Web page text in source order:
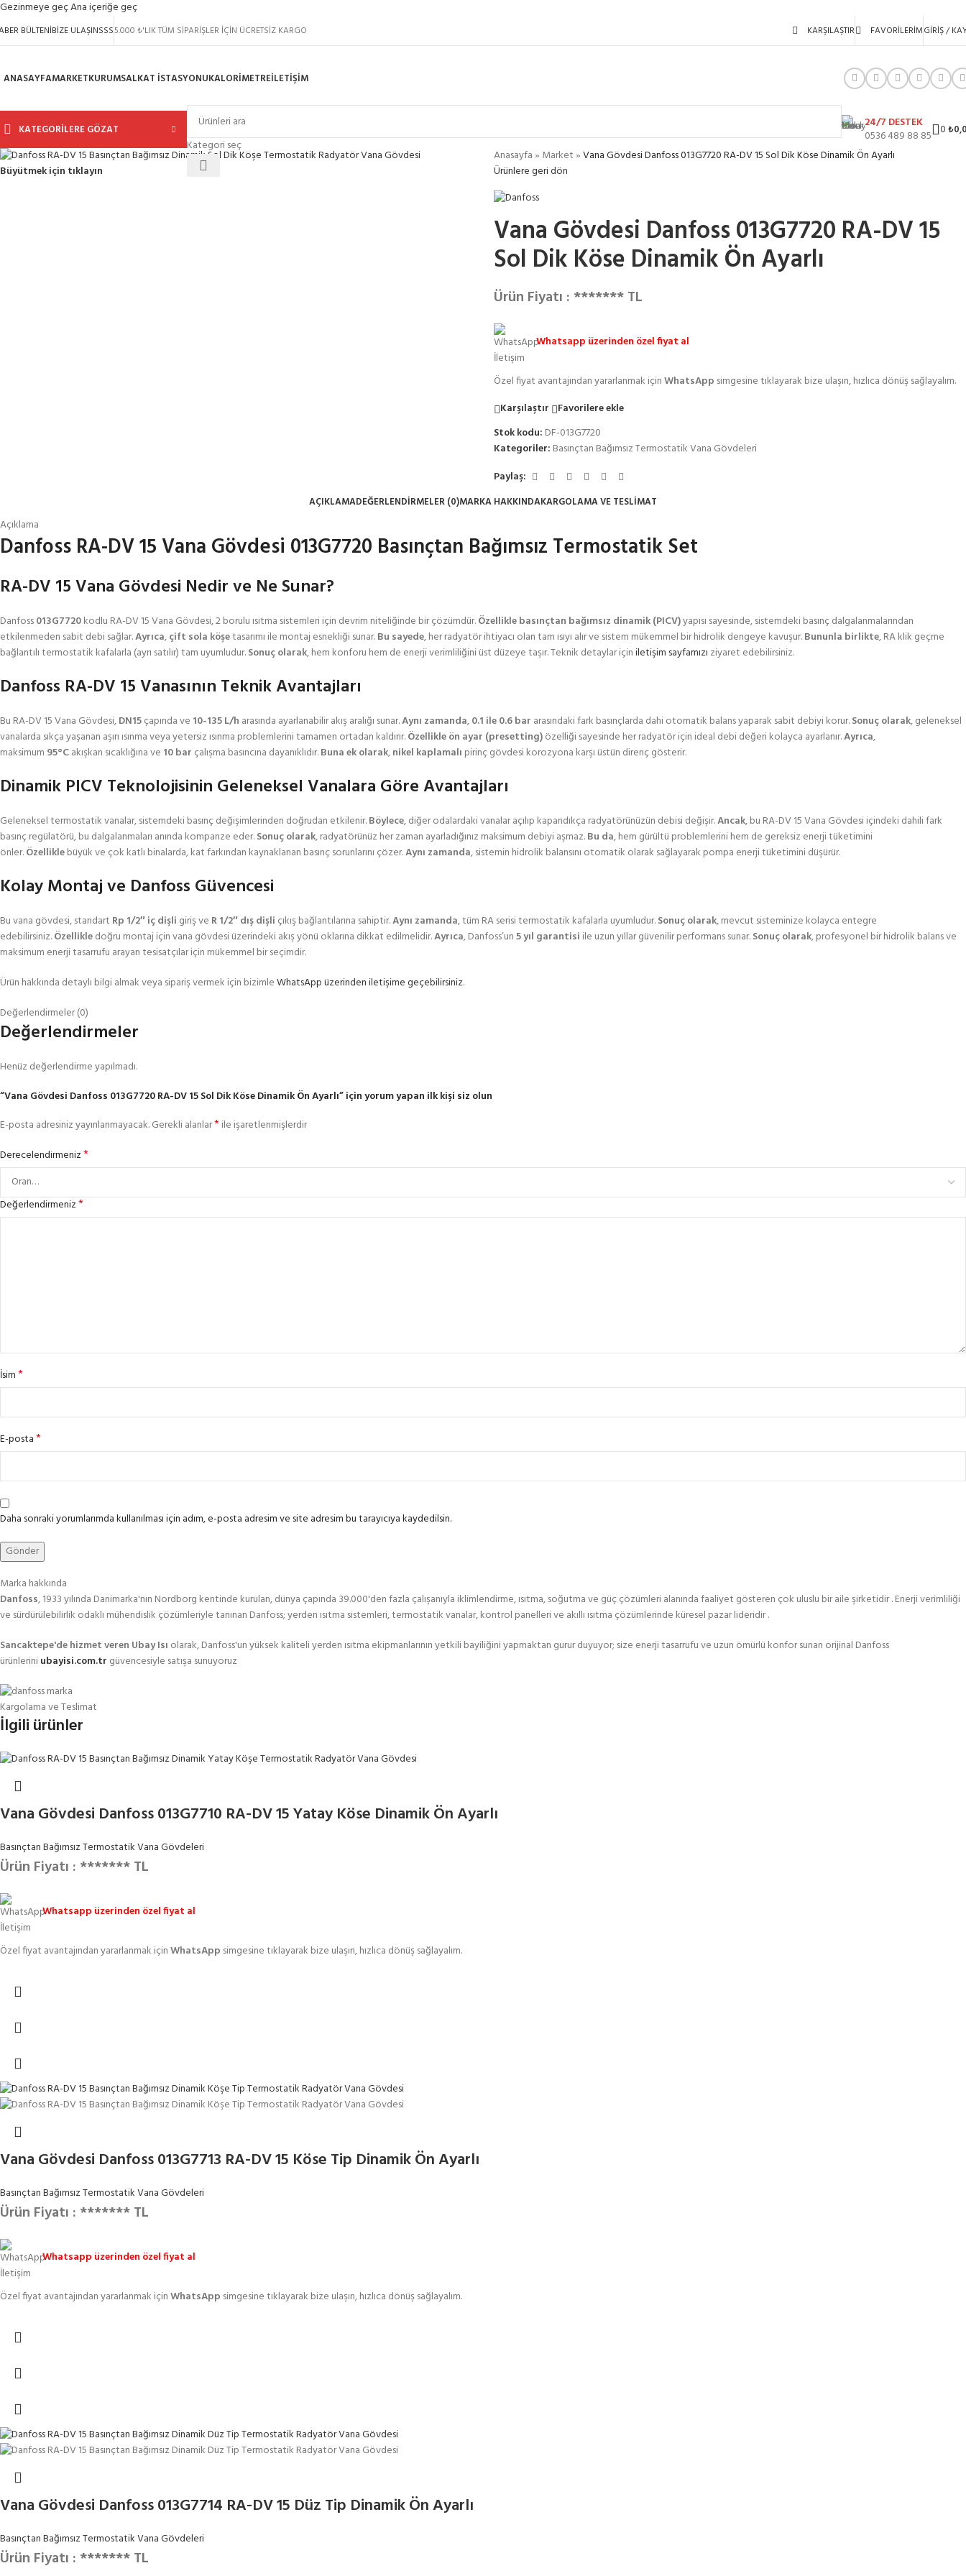
Gezinmeye geçAna içeriğe geç
BÜLTENIBIZE ULAŞINSSS5.000 ₺'LIK TÜM SİPARİŞLER İÇİN ÜCRETSİZ KARGO KARŞILAŞTIR FAVORILERIMGIRIŞ /
ANASAYFAMARKETKURUMSALKAT İSTASYONUKALORIMETREİLETIŞIM
KATEGORILERE GÖZAT
Kategori seç
24/7 DESTEK
0536 489 88 85
0₺
Büyütmek için tıklayın
Anasayfa» Market»Vana Gövdesi Danfoss 013G7720 RA-DV 15 Sol Dik Köse Dinamik Ön Ayarlı
Ürünlere geri dön
Vana Gövdesi Danfoss 013G7720 RA-DV 15
Sol Dik Köse Dinamik Ön Ayarlı
Ürün Fiyatı : ******* TL
Whatsapp üzerinden özel fiyat al
Özel fiyat avantajından yararlanmak içinWhatsApp simgesine tıklayarak bize ulaşın, hızlıca dönüş sağlayalım.
Karşılaştır
Favorilere ekle
Stok kodu: DF-013G7720
Kategoriler: Basınçtan Bağımsız Termostatik Vana Gövdeleri
Paylaş:
AÇIKLAMADEĞERLENDIRMELER (0)MARKA HAKKINDAKARGOLAMA VE TESLIMAT
Açıklama
Danfoss RA-DV 15 Vana Gövdesi 013G7720 Basınçtan Bağımsız Termostatik Set
RA-DV 15 Vana Gövdesi Nedir ve Ne Sunar?
Danfoss013G7720kodlu RA-DV 15 Vana Gövdesi, 2 borulu ısıtma sistemleri için devrim niteliğinde bir çözümdür.Özelliklebasınçtan bağımsız dinamik (PICV)yapısı sayesinde, sistemdeki basınç dalgalanmalarından
etkilenmeden sabit debi sağlar.Ayrıca,çift sola köşetasarımı ile montaj esnekliği sunar.Bu sayede, her radyatör ihtiyacı olan tam ısıyı alır ve sistem mükemmel bir hidrolik dengeye kavuşur.Bununla birlikte, RA klik geçme
bağlantılı termostatik kafalarla (ayrı satılır) tam uyumludur.Sonuç olarak, hem konforu hem de enerji verimliliğini üst düzeye taşır. Teknik detaylar içiniletişim sayfamızı ziyaret edebilirsiniz.
Danfoss RA-DV 15 Vanasının Teknik Avantajları
Bu RA-DV 15 Vana Gövdesi,DN15çapında ve 10-135 L/h arasında ayarlanabilir akış aralığı sunar.Aynı zamanda,0.1 ile 0.6 bar arasındaki fark basınçlarda dahi otomatik balans yaparak sabit debiyi korur.Sonuç olarak, geleneksel
vanalarda sıkça yaşanan aşırı ısınma veya yetersiz ısınma problemlerini tamamen ortadan kaldırır.Özellikleön ayar (presetting)özelliği sayesinde her radyatör için ideal debi değeri kolayca ayarlanır.Ayrıca,
maksimum 95°Cakışkan sıcaklığına ve 10 bar çalışma basıncına dayanıklıdır.Buna ek olarak,nikel kaplamalı pirinç gövdesi korozyona karşı üstün direnç gösterir.
Dinamik PICV Teknolojisinin Geleneksel Vanalara Göre Avantajları
Geleneksel termostatik vanalar, sistemdeki basınç değişimlerinden doğrudan etkilenir.Böylece, diğer odalardaki vanalar açılıp kapandıkça radyatörünüzün debisi değişir.Ancak, bu RA-DV 15 Vana Gövdesi içindeki dahili fark
basınç regülatörü, bu dalgalanmaları anında kompanze eder.Sonuç olarak, radyatörünüz her zaman ayarladığınız maksimum debiyi aşmaz.Bu da, hem gürültü problemlerini hem de gereksiz enerji tüketimini
önler.Özelliklebüyük ve çok katlı binalarda, kat farkından kaynaklanan basınç sorunlarını çözer.Aynı zamanda, sistemin hidrolik balansını otomatik olarak sağlayarak pompa enerji tüketimini düşürür.
Kolay Montaj ve Danfoss Güvencesi
Bu vana gövdesi, standart Rp 1/2″ iç dişli giriş ve R 1/2″ dış dişli çıkış bağlantılarına sahiptir.Aynı zamanda, tüm RA serisi termostatik kafalarla uyumludur.Sonuç olarak, mevcut sisteminize kolayca entegre
edebilirsiniz.Özellikledoğru montaj için vana gövdesi üzerindeki akış yönü oklarına dikkat edilmelidir.Ayrıca, Danfoss’un5 yıl garantisi ile uzun yıllar güvenilir performans sunar.Sonuç olarak, profesyonel bir hidrolik balans ve
maksimum enerji tasarrufu arayan tesisatçılar için mükemmel bir seçimdir.
Ürün hakkında detaylı bilgi almak veya sipariş vermek için bizimleWhatsApp üzerinden iletişime geçebilirsiniz.
Değerlendirmeler (0)
Değerlendirmeler
Henüz değerlendirme yapılmadı.
“Vana Gövdesi Danfoss 013G7720 RA-DV 15 Sol Dik Köse Dinamik Ön Ayarlı” için yorum yapan ilk kişi siz olun
E-posta adresiniz yayınlanmayacak.Gerekli alanlar*ile işaretlenmişlerdir
Derecelendirmeniz*
Değerlendirmeniz*
İsim*
E-posta*
Daha sonraki yorumlarımda kullanılması için adım, e-posta adresim ve site adresim bu tarayıcıya kaydedilsin.
Marka hakkında
Danfoss, 1933 yılında Danimarka'nın Nordborg kentinde kurulan, dünya çapında 39.000'den fazla çalışanıyla iklimlendirme, ısıtma, soğutma ve güç çözümleri alanında faaliyet gösteren çok uluslu bir aile şirketidir . Enerji verimliliği
ve sürdürülebilirlik odaklı mühendislik çözümleriyle tanınan Danfoss; yerden ısıtma sistemleri, termostatik vanalar, kontrol panelleri ve akıllı ısıtma çözümlerinde küresel pazar lideridir .
Sancaktepe'de hizmet veren Ubay Isı olarak, Danfoss'un yüksek kaliteli yerden ısıtma ekipmanlarının yetkili bayiliğini yapmaktan gurur duyuyor; size enerji tasarrufu ve uzun ömürlü konfor sunan orijinal Danfoss
ürünleriniubayisi.com.tr güvencesiyle satışa sunuyoruz
Kargolama ve Teslimat
İlgili ürünler
Vana Gövdesi Danfoss 013G7710 RA-DV 15 Yatay Köse Dinamik Ön Ayarlı
Basınçtan Bağımsız Termostatik Vana Gövdeleri
Ürün Fiyatı : ******* TL
Whatsapp üzerinden özel fiyat al
Özel fiyat avantajından yararlanmak içinWhatsApp simgesine tıklayarak bize ulaşın, hızlıca dönüş sağlayalım.
Vana Gövdesi Danfoss 013G7713 RA-DV 15 Köse Tip Dinamik Ön Ayarlı
Basınçtan Bağımsız Termostatik Vana Gövdeleri
Ürün Fiyatı : ******* TL
Whatsapp üzerinden özel fiyat al
Özel fiyat avantajından yararlanmak içinWhatsApp simgesine tıklayarak bize ulaşın, hızlıca dönüş sağlayalım.
Vana Gövdesi Danfoss 013G7714 RA-DV 15 Düz Tip Dinamik Ön Ayarlı
Basınçtan Bağımsız Termostatik Vana Gövdeleri
Ürün Fiyatı : ******* TL